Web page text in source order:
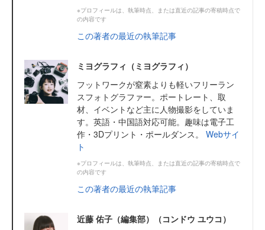
※プロフィールは、執筆時点、または直近の記事の寄稿時点で
の内容です
この著者の最近の執筆記事
ミヨグラフィ（ミヨグラフィ）
フットワークが窒素よりも軽いフリーラン
スフォトグラファー。ポートレート、取
材、イベントなど主に人物撮影をしていま
す。英語・中国語対応可能。趣味は電子工
作・3Dプリント・ポールダンス。 Webサイ
ト
※プロフィールは、執筆時点、または直近の記事の寄稿時点で
の内容です
この著者の最近の執筆記事
近藤 佑子（編集部）（コンドウ ユウコ）